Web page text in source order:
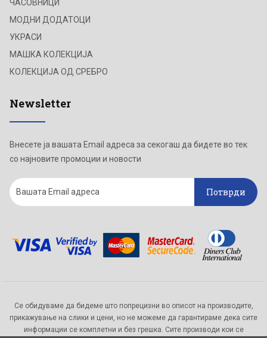
ЧАСОВНИЦИ
МОДНИ ДОДАТОЦИ
УКРАСИ
МАШКА КОЛЕКЦИЈА
КОЛЕКЦИЈА ОД СРЕБРО
Newsletter
Внесете ја вашата Email адреса за секогаш да бидете во тек
со најновите промоции и новости
Потврди
Се обидуваме да бидеме што попрецизни во описот на производите,
прикажување на слики и цени, но не можеме да гарантираме дека сите
информации се комплетни и без грешка. Сите производи кои се